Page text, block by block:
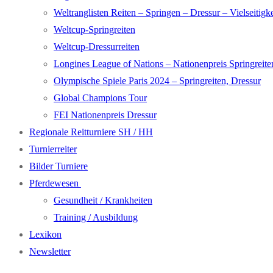
Weltranglisten Reiten – Springen – Dressur –
Weltcup-Springreiten
Weltcup-Dressurreiten
Longines League of Nations – Nationenpreis
Olympische Spiele Paris 2024 – Springreiten, Dressur
Global Champions Tour
FEI Nationenpreis Dressur
Regionale Reitturniere SH / HH
Turnierreiter
Bilder Turniere
Pferdewesen
Gesundheit / Krankheiten
Training / Ausbildung
Lexikon
Newsletter